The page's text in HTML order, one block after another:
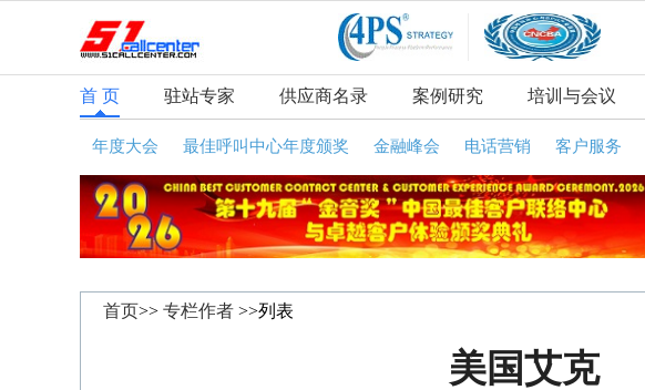
首 页 驻站专家 供应商名录 案例研究 培训与会议
年度大会 最佳呼叫中心年度颁奖 金融峰会 电话营销 客户服务
首页>> 专栏作者 >>列表
美国艾克